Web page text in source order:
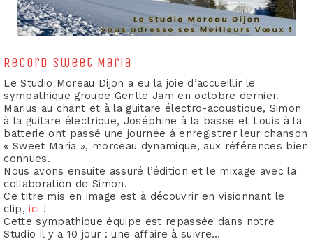
Record Sweet Maria
Le Studio Moreau Dijon a eu la joie d’accueillir le
sympathique groupe Gentle Jamen octobre dernier.
Marius au chant et à la guitare électro-acoustique, Simon
à la guitare électrique, Joséphine à la basse et Louis à la
batterie ont passé une journée à enregistrer leur chanson
« Sweet Maria », morceau dynamique, aux références bien
connues.
Nous avons ensuite assuré l’édition et le mixage avec la
collaboration de Simon.
Ce titre mis en image est à découvrir en visionnant le
clip,ici !
Cette sympathique équipe est repassée dans notre
Studio il y a 10 jour : une affaire à suivre…